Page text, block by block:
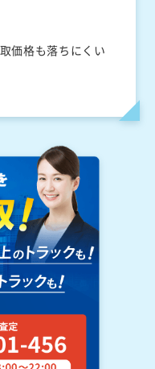
価格も落ちにくい